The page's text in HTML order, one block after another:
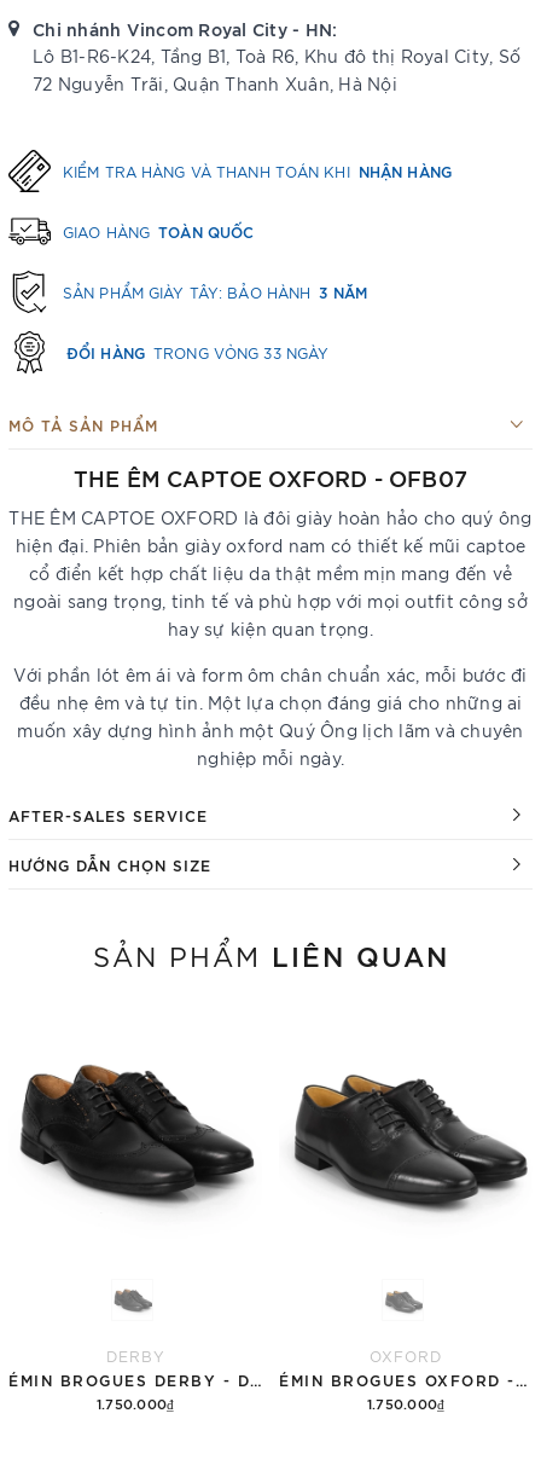
Chi nhánh Vincom Royal City - HN:
Lô B1-R6-K24, Tầng B1, Toà R6, Khu đô thị Royal City, Số
72 Nguyễn Trãi, Quận Thanh Xuân, Hà Nội
KIỂM TRA HÀNG VÀ THANH TOÁN KHI NHẬN HÀNG
GIAO HÀNG TOÀN QUỐC
SẢN PHẨM GIÀY TÂY: BẢO HÀNH 3 NĂM
ĐỔI HÀNG TRONG VÒNG 33 NGÀY
MÔ TẢ SẢN PHẨM
THE ÊM CAPTOE OXFORD - OFB07
THE ÊM CAPTOE OXFORD là đôi giày hoàn hảo cho quý ông
hiện đại. Phiên bản giày oxford nam có thiết kế mũi captoe
cổ điển kết hợp chất liệu da thật mềm mịn mang đến vẻ
ngoài sang trọng, tinh tế và phù hợp với mọi outfit công sở
hay sự kiện quan trọng.
Với phần lót êm ái và form ôm chân chuẩn xác, mỗi bước đi
đều nhẹ êm và tự tin. Một lựa chọn đáng giá cho những ai
muốn xây dựng hình ảnh một Quý Ông lịch lãm và chuyên
nghiệp mỗi ngày.
AFTER-SALES SERVICE
HƯỚNG DẪN CHỌN SIZE
SẢN PHẨM LIÊN QUAN
DERBY
1.750.000₫
OXFORD
1.750.000₫